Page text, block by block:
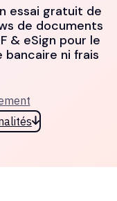
essai gratuit de
de documents
& eSign pour le
bancaire ni frais